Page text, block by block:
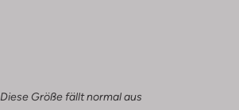
Diese Größe fällt normal aus